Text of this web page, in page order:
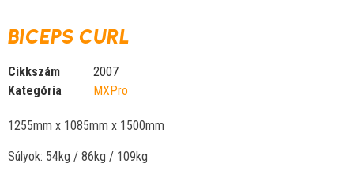
BICEPS CURL
Cikkszám
2007
Kategória
MXPro
1255mm x 1085mm x 1500mm
Súlyok: 54kg / 86kg / 109kg